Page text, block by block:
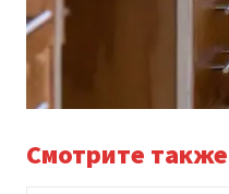
Смотрите также